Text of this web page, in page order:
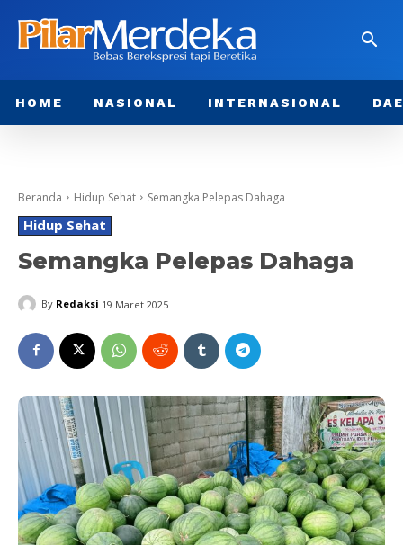
HOME NASIONAL INTERNASIONAL
Beranda Hidup Sehat Semangka Pelepas Dahaga
Hidup Sehat
Semangka Pelepas Dahaga
By Redaksi 19 Maret 2025